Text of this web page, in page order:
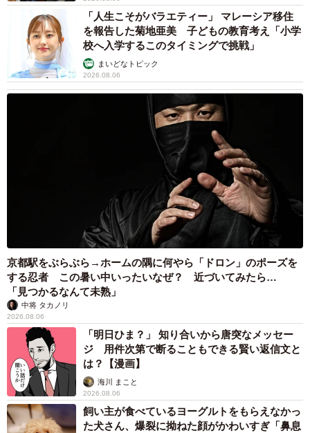
「人生こそがバラエティー」 マレーシア移住
を報告した菊地亜美 子どもの教育考え「小学
校へ入学するこのタイミングで挑戦」
まいどなトピック
2026.08.06
京都駅をぶらぶら→ホームの隅に何やら「ドロン」のポーズを
する忍者 この暑い中いったいなぜ？ 近づいてみたら…
「見つかるなんて未熟」
中将 タカノリ
2026.08.06
「明日ひま？」 知り合いから唐突なメッセー
ジ 用件次第で断ることもできる賢い返信文と
は？【漫画】
海川 まこと
2026.08.06
飼い主が食べているヨーグルトをもらえなかっ
た犬さん、爆裂に拗ねた顔がかわいすぎ「鼻息